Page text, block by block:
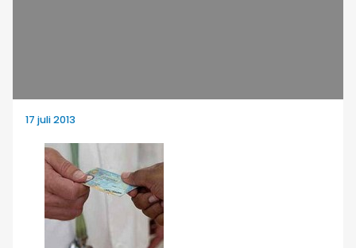
17 juli 2013